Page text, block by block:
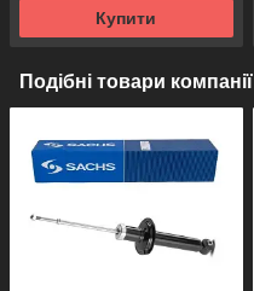
Купити
Подібні товари компанії